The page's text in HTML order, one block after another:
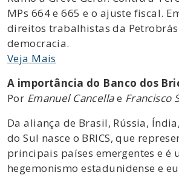
MPs 664 e 665 e o ajuste fiscal.
direitos trabalhistas da Petrobrás
democracia.
Veja Mais
A importância do Banco dos
Por Emanuel Cancellae Francisco
Da aliança de Brasil, Rússia,
do Sul nasce o BRICS, que
principais países emergentes e é
hegemonismo estadunidense e